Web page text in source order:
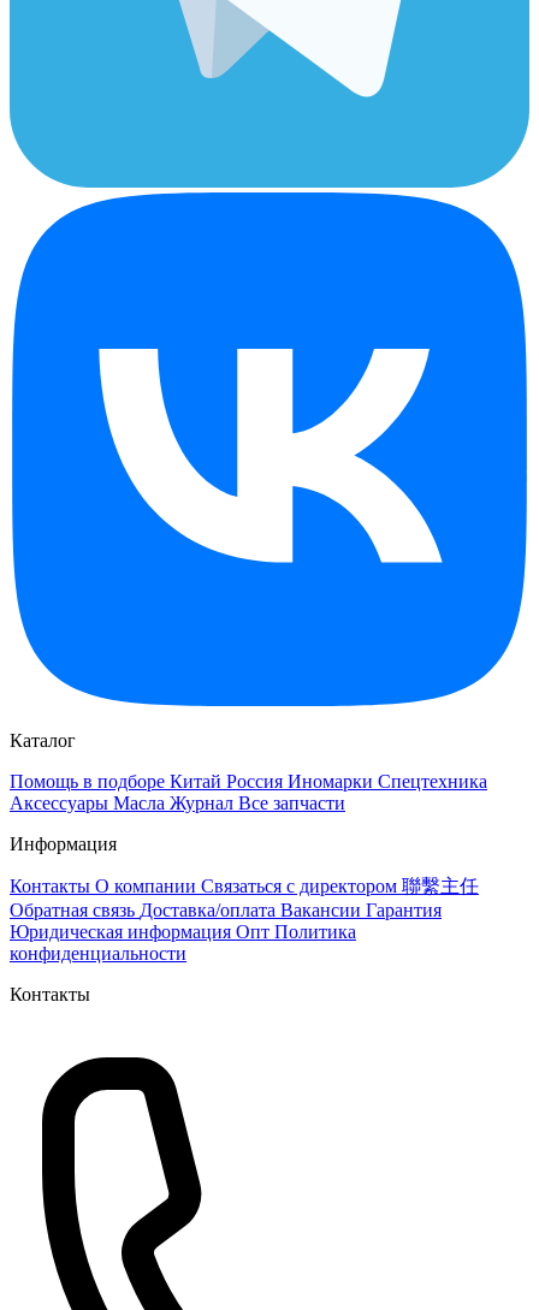
Каталог
Помощь в подборе Китай Россия Иномарки Спецтехника
Аксессуары Масла Журнал Все запчасти
Информация
Контакты О компании Связаться с директором 聯繫主任
Обратная связь Доставка/оплата Вакансии Гарантия
Юридическая информация Опт Политика
конфиденциальности
Контакты